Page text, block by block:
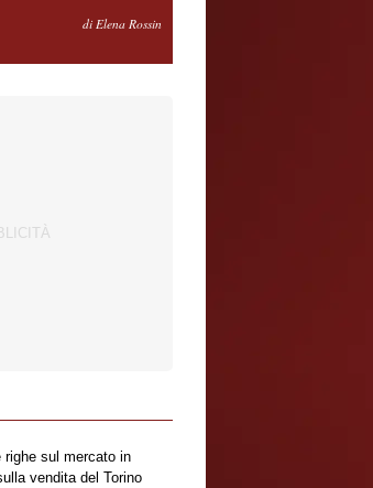
SERVONOdi Elena Rossin
sul mercato in
vendita del Torino